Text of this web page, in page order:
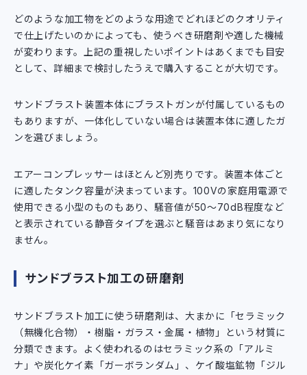
どのような加工物をどのような用途でどれほどのクオリティ
で仕上げたいのかによっても、使うべき研磨剤や適した機械
が変わります。上記の重視したいポイントはあくまでも目安
として、詳細まで検討したうえで購入することが大切です。
サンドブラスト装置本体にブラストガンが付属しているもの
もありますが、一体化していない場合は装置本体に適したガ
ンを選びましょう。
エアーコンプレッサーはほとんど別売りです。装置本体ごと
に適したタンク容量が決まっています。100Vの家庭用電源で
使用できる小型のものもあり、騒音値が50～70dB程度など
と表示されている静音タイプを選ぶと騒音はあまり気になり
ません。
サンドブラスト加工の研磨剤
サンドブラスト加工に使う研磨剤は、大まかに「セラミック
（無機化合物）・樹脂・ガラス・金属・植物」という材質に
分類できます。よく使われるのはセラミック系の「アルミ
ナ」や炭化ケイ素「ガーボランダム」、ケイ酸塩鉱物「ジル